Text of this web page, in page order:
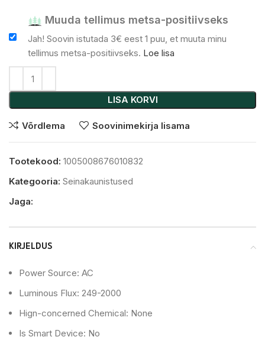
Muuda tellimus metsa-positiivseks
Jah! Soovin istutada 3€ eest 1 puu, et muuta minu
tellimus metsa-positiivseks. Loe lisa
LISA KORVI
Võrdlema Soovinimekirja lisama
Tootekood: 1005008676010832
Kategooria: Seinakaunistused
Jaga:
KIRJELDUS
Power Source: AC
Luminous Flux: 249-2000
Hign-concerned Chemical: None
Is Smart Device: No